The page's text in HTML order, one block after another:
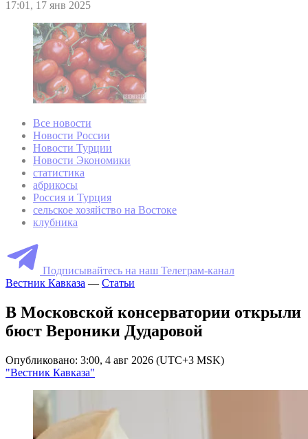
17:01, 17 янв 2025
Все новости
Новости России
Новости Турции
Новости Экономики
статистика
абрикосы
Россия и Турция
сельское хозяйство на Востоке
клубника
Подписывайтесь на наш Телеграм-канал
Вестник Кавказа — Статьи
В Московской консерватории открыли
бюст Вероники Дударовой
Опубликовано: 3:00, 4 авг 2026 (UTC+3 MSK)
"Вестник Кавказа"